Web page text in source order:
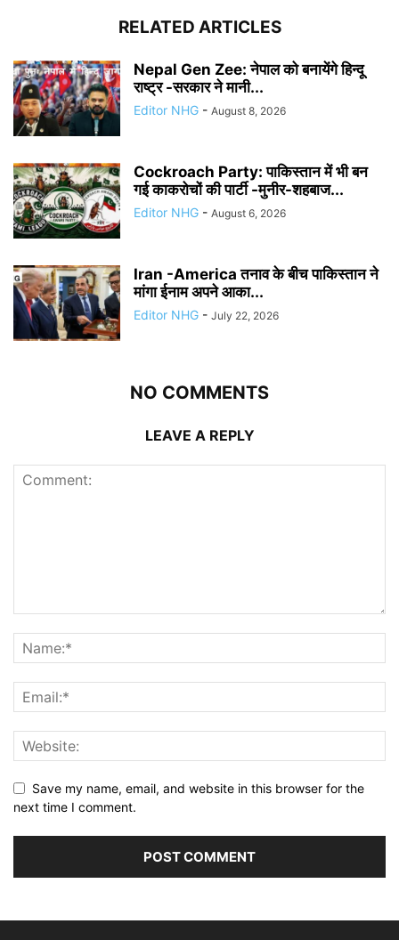
RELATED ARTICLES
Nepal Gen Zee: नेपाल को बनायेंगे हिन्दू
राष्ट्र -सरकार ने मानी...
Editor NHG - August 8, 2026
Cockroach Party: पाकिस्तान में भी बन
गई काकरोचों की पार्टी -मुनीर-शहबाज...
Editor NHG - August 6, 2026
Iran -America तनाव के बीच पाकिस्तान ने
मांगा ईनाम अपने आका...
Editor NHG - July 22, 2026
NO COMMENTS
LEAVE A REPLY
Save my name, email, and website in this browser for the
next time I comment.